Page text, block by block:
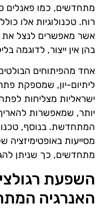
מתחדשים, כמו פאנלים
רוח. טכנולוגיות אלו
אשר מאפשרים לנצל
בהן אין ייצור, לדוגמה
אחד מהפיתוחים
ליתיום-יון, שמספקת
ישראליות מצליחות
יותר, שמאפשרות
המתחדשת. בנוסף,
מסייעות באופטימיזציה
מתחדשים, כך שניתן
השפעת
האנרגיה